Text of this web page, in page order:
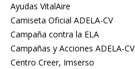
Ayudas VitalAire
Camiseta Oficial ADELA-CV
Campaña contra la ELA
Campañas y Acciones ADELA-CV
Centro Creer, Imserso